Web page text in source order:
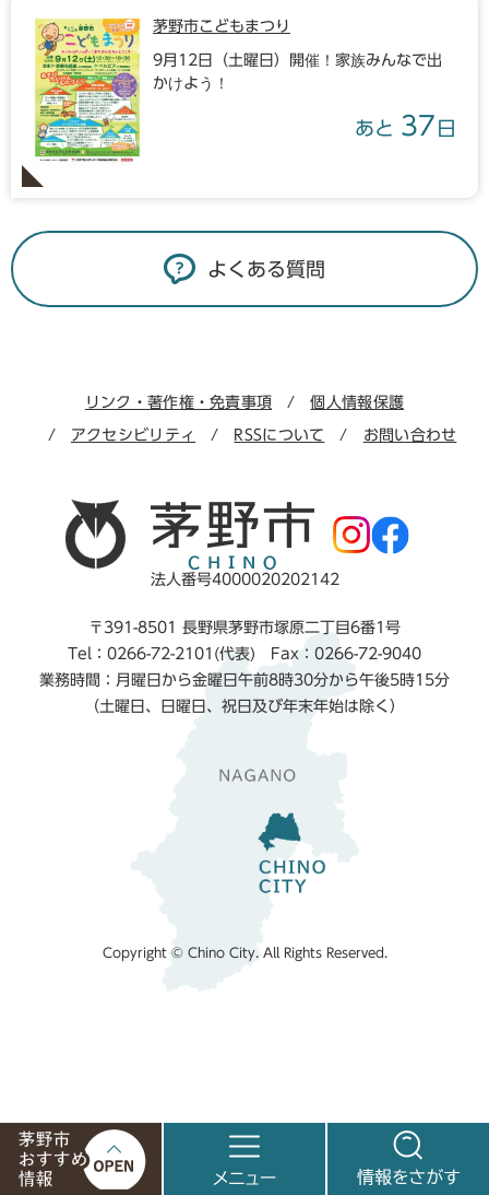
茅野市こどもまつり
9月12日（土曜日）開催！家族みんなで出
かけよう！
あと 37 日
よくある質問
リンク・著作権・免責事項 個人情報保護
アクセシビリティ RSSについて お問い合わせ
法人番号4000020202142
〒391-8501 長野県茅野市塚原二丁目6番1号
Tel：0266-72-2101(代表) Fax：0266-72-9040
業務時間：月曜日から金曜日午前8時30分から午後5時15分
（土曜日、日曜日、祝日及び年末年始は除く）
Copyright © Chino City. All Rights Reserved.